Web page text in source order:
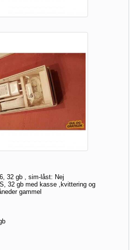
32 gb , sim-låst: Nej
32 gb med kasse ,kvittering og
gammel